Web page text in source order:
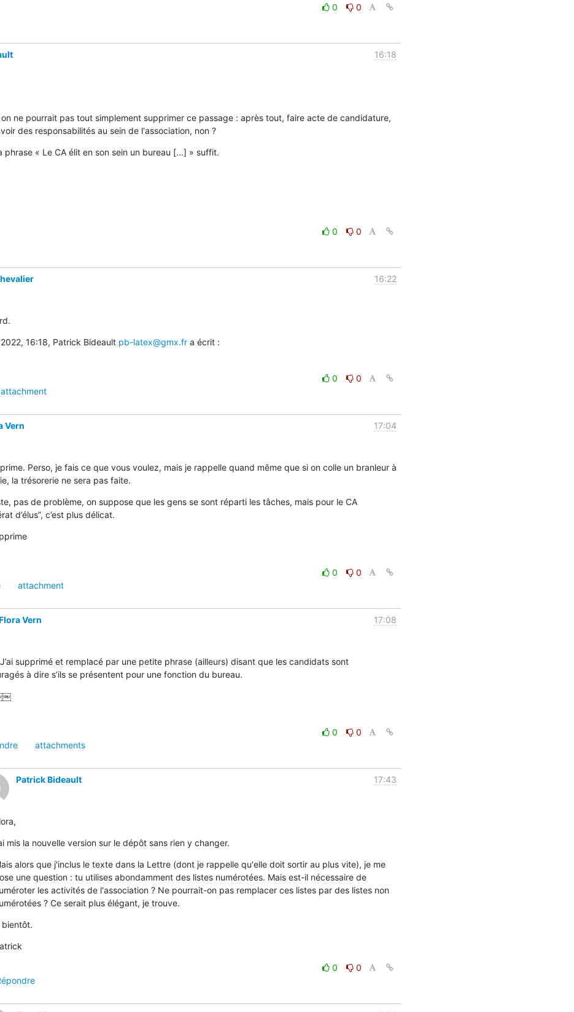
0
0
16:18
ne pourrait pas tout simplement supprimer ce passage : après tout, faire acte de candidature,
des responsabilités au sein de l'association, non ?
phrase « Le CA élit en son sein un bureau [...] » suffit.
0
0
16:22
16:18, Patrick Bideault pb-latex@gmx.fr a écrit :
0
0
attachment
Vern 17:04
Perso, je fais ce que vous voulez, mais je rappelle quand même que si on colle un branleur à
la trésorerie ne sera pas faite.
pas de problème, on suppose que les gens se sont réparti les tâches, mais pour le CA
d’élus”, c’est plus délicat.
0
0
attachment
Vern 17:08
supprimé et remplacé par une petite phrase (ailleurs) disant que les candidats sont
à dire s’ils se présentent pour une fonction du bureau.
0
0
attachments
Patrick Bideault 17:43
mis la nouvelle version sur le dépôt sans rien y changer.
alors que j'inclus le texte dans la Lettre (dont je rappelle qu'elle doit sortir au plus vite), je me
une question : tu utilises abondamment des listes numérotées. Mais est-il nécessaire de
les activités de l'association ? Ne pourrait-on pas remplacer ces listes par des listes non
? Ce serait plus élégant, je trouve.
bientôt.
0
0